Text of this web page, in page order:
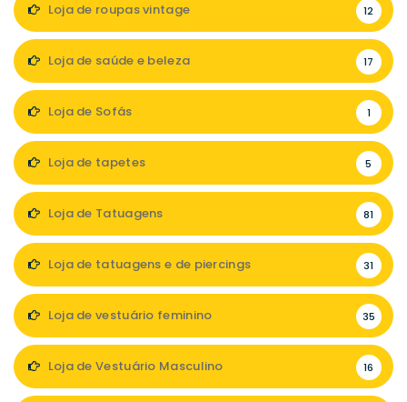
Loja de roupas vintage 12
Loja de saúde e beleza 17
Loja de Sofás 1
Loja de tapetes 5
Loja de Tatuagens 81
Loja de tatuagens e de piercings 31
Loja de vestuário feminino 35
Loja de Vestuário Masculino 16